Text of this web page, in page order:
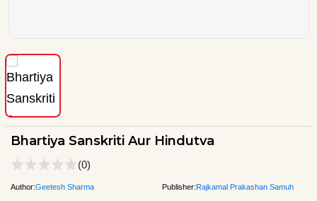
Bhartiya Sanskriti Aur Hindutva
(0)
Author:Geetesh Sharma Publisher:Rajkamal Prakashan Samuh